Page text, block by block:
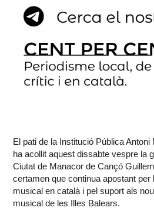
El pati de la Institució Pública
ha acollit aquest dissabte vespre la
Ciutat de Manacor de Cançó
certamen que continua apostant
musical en català i pel suport als
musical de les Illes Balears.